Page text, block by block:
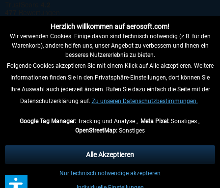
VERTRAG WIDERRUFEN
INFORMATIONEN
anders beschrieben.
** Gilt für Lieferungen innerhalb Deutschlands, Lieferzeiten für andere Länder
entnehmen Sie bitte denVersandinformationen
Herzlich willkommen auf aerosoft.com!
Wir verwenden Cookies. Einige davon sind technisch notwendig (z.B. für den
Warenkorb), andere helfen uns, unser Angebot zu verbessern und Ihnen ein
besseres Nutzererlebnis zu bieten.
Folgende Cookies akzeptieren Sie mit einem Klick auf Alle akzeptieren. Weitere
Informationen finden Sie in den Privatsphäre-Einstellungen, dort können Sie
Ihre Auswahl auch jederzeit ändern. Rufen Sie dazu einfach die Seite mit der
Datenschutzerklärung auf. Zu unseren Datenschutzbestimmungen.
Google Tag Manager:Tracking und Analyse , Meta Pixel:Sonstiges ,
OpenStreetMap: Sonstiges
Nur technisch notwendige akzeptieren
Alle Akzeptieren